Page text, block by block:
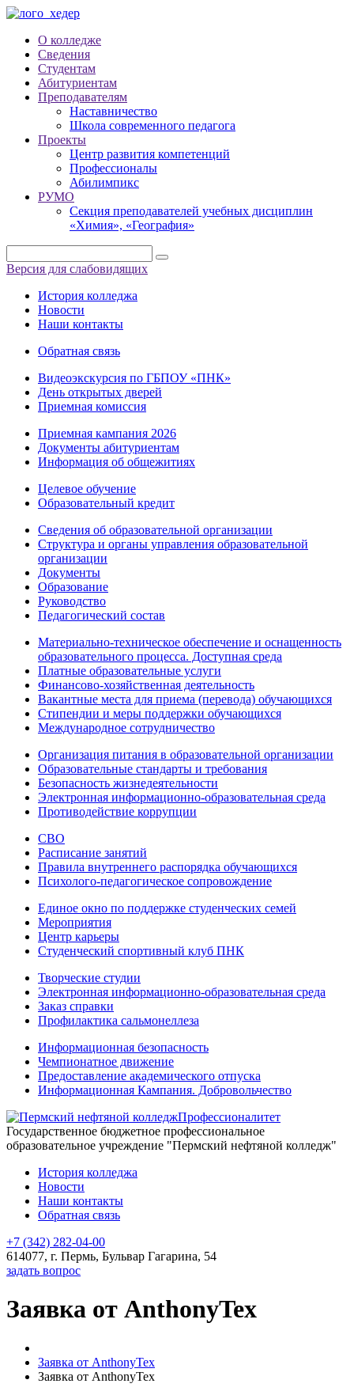
О колледже
Сведения
Студентам
Абитуриентам
Преподавателям
Наставничество
Школа современного педагога
Проекты
Центр развития компетенций
Профессионалы
Абилимпикс
РУМО
Секция преподавателей учебных дисциплин
«Химия», «География»
Версия для слабовидящих
История колледжа
Новости
Наши контакты
Обратная связь
Видеоэкскурсия по ГБПОУ «ПНК»
День открытых дверей
Приемная комиссия
Приемная кампания 2026
Дoкументы абитуриентам
Информация об общежитиях
Целевое обучение
Образовательный кредит
Сведения об образовательной организации
Структура и органы управления образовательной
организации
Документы
Образование
Руководство
Педагогический состав
Материально-техническое обеспечение и оснащенность
образовательного процесса. Доступная среда
Платные образовательные услуги
Финансово-хозяйственная деятельность
Вакантные места для приема (перевода) обучающихся
Стипендии и меры поддержки обучающихся
Международное сотрудничество
Организация питания в образовательной организации
Образовательные стандарты и требования
Безопасность жизнедеятельности
Электронная информационно-образовательная среда
Противодействие коррупции
СВО
Расписание занятий
Правила внутреннего распорядка обучающихся
Психолого-педагогическое сопровождение
Единое окно по поддержке студенческих семей
Мероприятия
Центр карьеры
Студенческий спортивный клуб ПНК
Творческие студии
Электронная информационно-образовательная среда
Заказ справки
Профилактика сальмонеллеза
Информационная безопасность
Чемпионатное движение
Предоставление академического отпуска
Информационная Кампания. Добровольчество
Профессионалитет
Государственное бюджетное профессиональное
образовательное учреждение "Пермский нефтяной колледж"
История колледжа
Новости
Наши контакты
Обратная связь
+7 (342) 282-04-00
614077, г. Пермь, Бульвар Гагарина, 54
задать вопрос
Заявка от AnthonyTex
Заявка от AnthonyTex
Заявка от AnthonyTex